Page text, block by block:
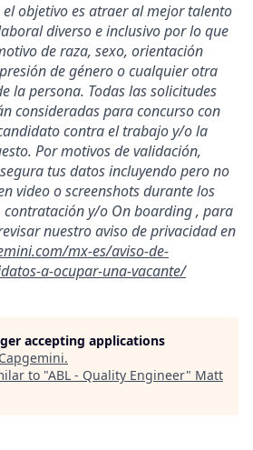
el objetivo es atraer al mejor talento
diverso e inclusivo por lo que
de raza, sexo, orientación
de género o cualquier otra
la persona. Todas las solicitudes
consideradas para concurso con
contra el trabajo y/o la
Por motivos de validación,
tus datos incluyendo pero no
video o screenshots durante los
contratación y/o On boarding , para
nuestro aviso de privacidad en
mx-es/aviso-de-
a-ocupar-una-vacante/
accepting applications
Capgemini.
to "ABL - Quality Engineer" Matt